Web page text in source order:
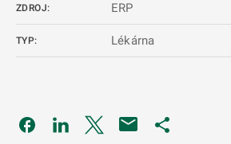
ZDROJ: ERP
TYP: Lékárna
Odkaz se otevře na nové kartě
Odkaz se otevře na nové
Odkaz se otevře na